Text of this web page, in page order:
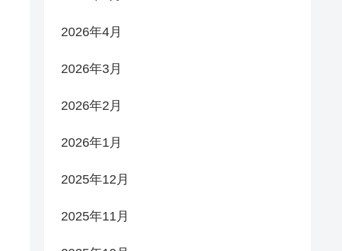
2026年4月
2026年3月
2026年2月
2026年1月
2025年12月
2025年11月